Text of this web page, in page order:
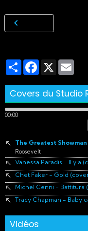
PartagerFacebook
X
Covers du Studio
00:00
The Greatest
Roosevelt
Vanessa Paradis - Il y a
Chet Faker - Gold
Michel Cenni - Battitura
Tracy Chapman - Baby
Vidéos